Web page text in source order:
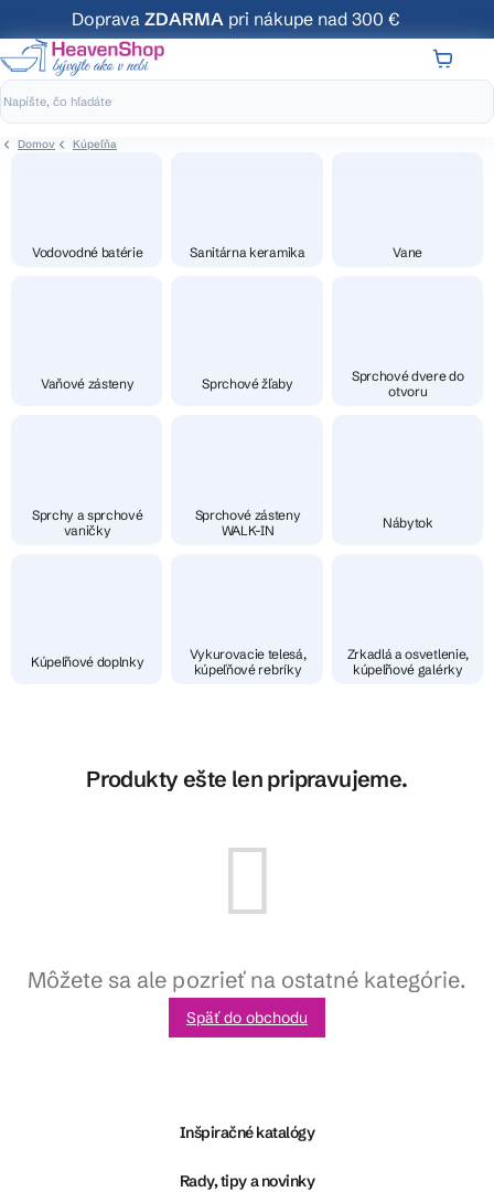
na
obsah
Doprava ZDARMA pri nákupe nad 300 €
Domov Kúpeľňa
Vodovodné batérie Sanitárna keramika Vane
Vaňové zásteny Sprchové žľaby
Sprchové dvere do
otvoru
Sprchy a sprchové
vaničky
Sprchové zásteny
WALK-IN
Nábytok
Kúpeľňové doplnky
Vykurovacie telesá,
kúpeľňové rebríky
Zrkadlá a osvetlenie,
kúpeľňové galérky
Produkty ešte len pripravujeme.
Môžete sa ale pozrieť na ostatné kategórie.
Späť do obchodu
Inšpiračné katalógy
Rady, tipy a novinky